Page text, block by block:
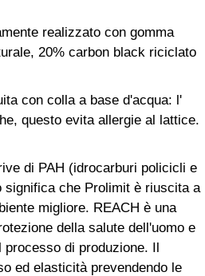
realizzato con gomma
20% carbon black riciclato
con colla a base d'acqua: l'
questo evita allergie al lattice.
di PAH (idrocarburi policicli e
significa che Prolimit è riuscita a
migliore. REACH è una
della salute dell'uomo e
di produzione. Il
ed elasticità prevendendo le